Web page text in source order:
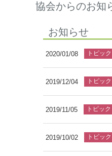
協会からのお知
お知らせ
2020/01/08
2019/12/04
2019/11/05
2019/10/02